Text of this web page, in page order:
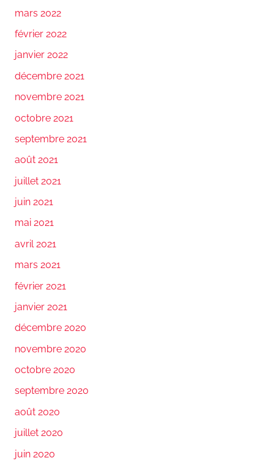
mars 2022
février 2022
janvier 2022
décembre 2021
novembre 2021
octobre 2021
septembre 2021
août 2021
juillet 2021
juin 2021
mai 2021
avril 2021
mars 2021
février 2021
janvier 2021
décembre 2020
novembre 2020
octobre 2020
septembre 2020
août 2020
juillet 2020
juin 2020